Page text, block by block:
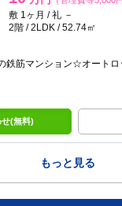
敷 1ヶ月 / 礼 －
2階 / 2LDK / 52.74㎡
鉄筋マンション☆オートロ
(無料)
もっと見る